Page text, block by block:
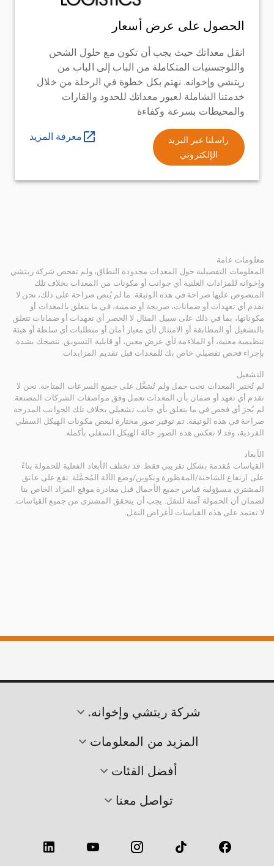
الحصول على عرض أسعار
انقل معداتك حيث يجب أن تكون مع حلول الشحن
واللوجستيات المتكاملة من الباب إلى الباب من
ريتشي وإخوانه. نهتم بكل خطوة في الرحلة من خلال
خدمتنا الشاملة لعبور معداتك للحدود والقارات
والمحيطات بسرعة وكفاءة
راسلنا عبر البريد
الإلكتروني
معرفة المزيد
معلومات عامة
المعلومات التفصيلية حول المعدات محدودة النطاق، ولم تفحص شركة ريتشي
وإخوانه للمزادات العلنية أي جوانب أو مكونات من المعدات بخلاف تلك
المنصوص عليها صراحة في هذه الوثيقة. ما لم يُنص صراحة على ذلك، نحن لا
نقدم أي تعهدات أو ضمانات، صريحة أو ضمنية، في ما يتعلق بالمعدات أو
مكوناتها، بما في ذلك على سبيل المثال لا الحصر أي تعهدات أو ضمانات تتعلق
بالتشغيل أو المطابقة أو الامتثال لأي معيار أمان أو متطلبات أي سلطة أو هيئة
تنظيمية معنية، أو الملاءمة لأي غرض معين، أو قابلية التسويق. ننصحك بشدة
بإجراء فحص تفصيلي خاص بك للمعدات قبل تقديم المزايدات.
التشغيل
لم تُختبر المعدات تحت حمل ولم تُشغَّل على جميع السرعات المتاحة. نحن لا
نقدم أي تعهد أو ضمان بأن المعدات تعمل وفق مواصفات الشركات المصنعة.
لم يُجرَ أي فحص في ما يتعلق بأي جانب تشغيلي بخلاف تلك الجوانب المدرجة
صراحة في هذه الوثيقة. تم توفير صور مختارة لبعض مكونات الهيكل السفلي
الفردية، وقد لا تعكس هذه الصور حالة الهيكل السفلي بأكمله.
الأبعاد
القياسات مُقدمة بشكل تقريبي فقط. قد تختلف الأبعاد الفعلية للحمولة بناءً
على ارتفاع الشاحنة/المقطورة وتكوين/وضع الآلة المُحمَّلة. تقع على عاتق
المشتري مسؤولية قياس جميع الأحمال قبل مغادرة موقع المزاد الخاص بنا
لضمان أن الحمولة آمنة للنقل. يجب أن يتحقق المشتري من جميع القياسات.
لا تعتمد على هذه القياسات لأغراض النقل.
شركة ريتشي وإخوانه.
المزيد من المعلومات
أفضل الفئات
تواصل معنا